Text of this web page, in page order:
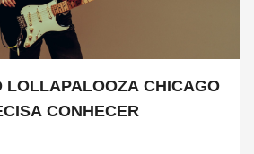
LOLLAPALOOZA CHICAGO
CONHECER